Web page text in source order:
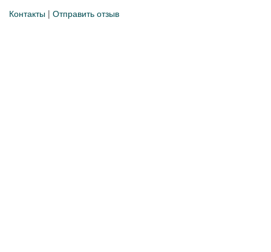
Контакты | Отправить отзыв